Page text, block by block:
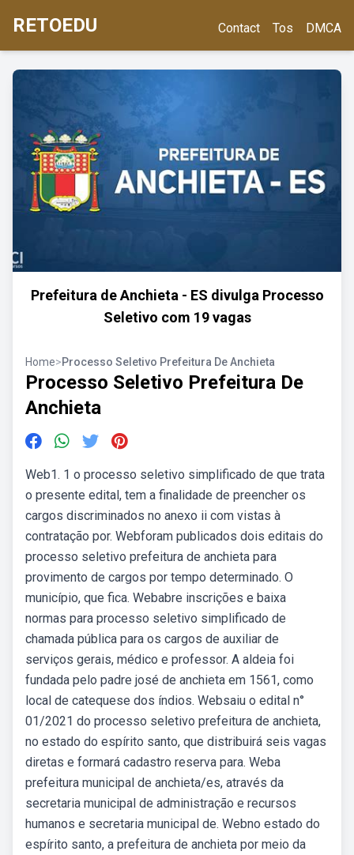
RETOEDU Contact Tos DMCA
Prefeitura de Anchieta - ES divulga Processo
Seletivo com 19 vagas
Home>Processo Seletivo Prefeitura De Anchieta
Processo Seletivo Prefeitura De
Anchieta
Web1. 1 o processo seletivo simplificado de que trata
o presente edital, tem a finalidade de preencher os
cargos discriminados no anexo ii com vistas à
contratação por. Webforam publicados dois editais do
processo seletivo prefeitura de anchieta para
provimento de cargos por tempo determinado. O
município, que fica. Webabre inscrições e baixa
normas para processo seletivo simplificado de
chamada pública para os cargos de auxiliar de
serviços gerais, médico e professor. A aldeia foi
fundada pelo padre josé de anchieta em 1561, como
local de catequese dos índios. Websaiu o edital n°
01/2021 do processo seletivo prefeitura de anchieta,
no estado do espírito santo, que distribuirá seis vagas
diretas e formará cadastro reserva para. Weba
prefeitura municipal de anchieta/es, através da
secretaria municipal de administração e recursos
humanos e secretaria municipal de. Webno estado do
espírito santo, a prefeitura de anchieta por meio da